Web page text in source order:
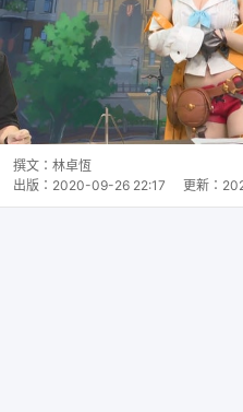
撰文： 林卓恆
出版： 2020-09-26 22:17 更新：